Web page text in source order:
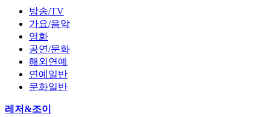
방송/TV
가요/음악
영화
공연/문화
해외연예
연예일반
문화일반
레저&조이